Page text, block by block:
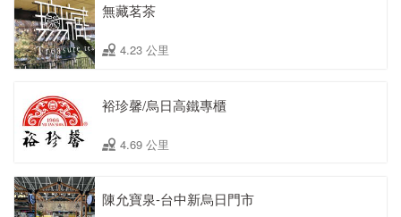
無藏茗茶
4.23 公里
裕珍馨/烏日高鐵專櫃
4.69 公里
陳允寶泉-台中新烏日門市